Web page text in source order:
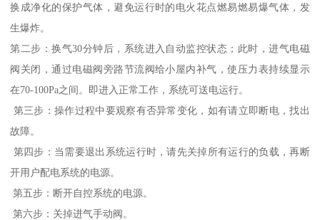
换成净化的保护气体，避免运行时的电火花点燃易燃易爆气体，发
生爆炸。
第二步：换气30分钟后，系统进入自动监控状态；此时，进气电磁
阀关闭，通过电磁阀旁路节流阀给小屋内补气，使压力表持续显示
在70-100Pa之间。即进入正常工作，系统可送电运行。
第三步：操作过程中要观察有否异常变化，如有请立即断电，找出
故障。
第四步：当需要退出系统运行时，请先关掉所有运行的负载，再断
开用户配电系统的电源。
第五步：断开自控系统的电源。
第六步：关掉进气手动阀。